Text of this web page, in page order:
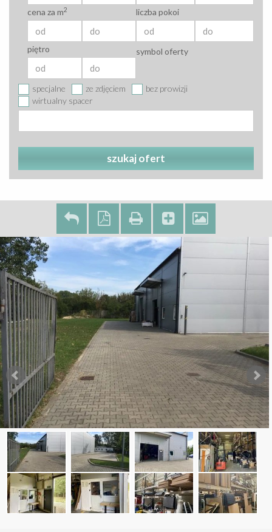
cena za m2 liczba pokoi
piętro
specjalne ze zdjęciem
bez prowizji
wirtualny spacer
symbol oferty
szukaj ofert